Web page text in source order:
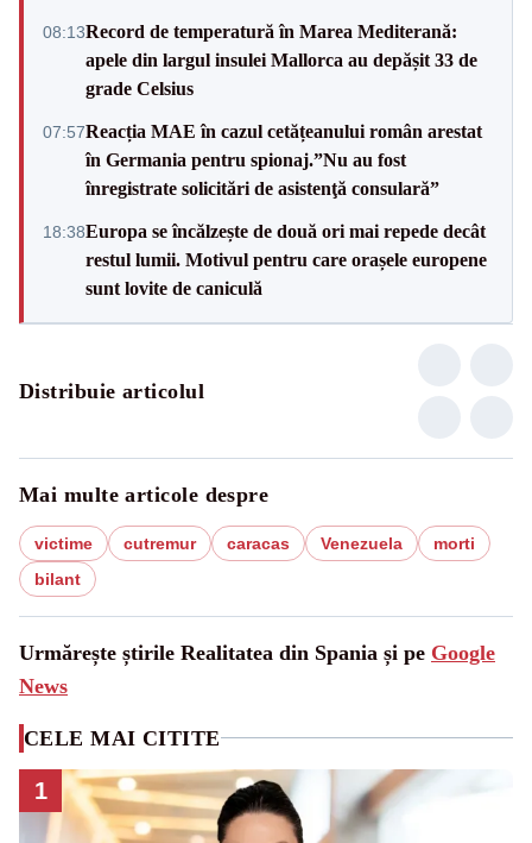
08:13Record de temperatură în Marea Mediterană:
apele din largul insulei Mallorca au depășit 33 de
grade Celsius
07:57Reacția MAE în cazul cetățeanului român arestat
în Germania pentru spionaj.”Nu au fost
înregistrate solicitări de asistenţă consulară”
18:38Europa se încălzește de două ori mai repede decât
restul lumii. Motivul pentru care orașele europene
sunt lovite de caniculă
Distribuie articolul
Mai multe articole despre
victime cutremur caracas Venezuela
morti
bilant
Urmărește știrile Realitatea din Spania și pe Google
News
CELE MAI CITITE
1